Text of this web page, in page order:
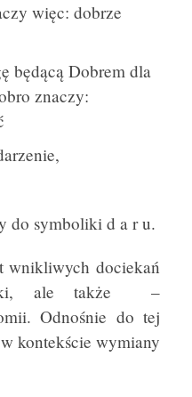
więc: dobrze
będącą Dobrem dla
znaczy:
do symboliki d a r u.
wnikliwych dociekań
ale także –
Odnośnie do tej
kontekście wymiany